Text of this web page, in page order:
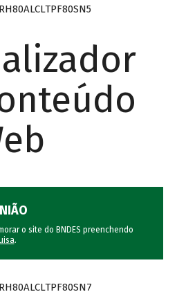
o site do BNDES preenchendo
.